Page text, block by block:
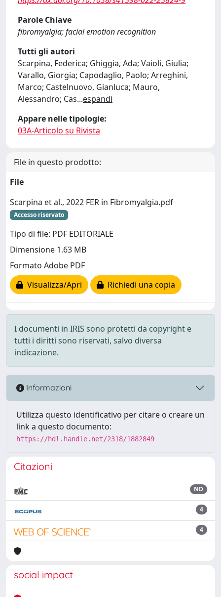
Parole Chiave
fibromyalgia; facial emotion recognition
Tutti gli autori
Scarpina, Federica; Ghiggia, Ada; Vaioli, Giulia;
Varallo, Giorgia; Capodaglio, Paolo; Arreghini,
Marco; Castelnuovo, Gianluca; Mauro,
Alessandro; Cas...espandi
Appare nelle tipologie:
03A-Articolo su Rivista
File in questo prodotto:
File
Scarpina et al., 2022 FER in Fibromyalgia.pdf
Accesso riservato
Tipo di file: PDF EDITORIALE
Dimensione 1.63 MB
Formato Adobe PDF
Visualizza/Apri
Richiedi una copia
I documenti in IRIS sono protetti da copyright e
tutti i diritti sono riservati, salvo diversa
indicazione.
Informazioni
Utilizza questo identificativo per citare o creare un
link a questo documento:
https://hdl.handle.net/2318/1882849
Citazioni
ND
4
4
social impact